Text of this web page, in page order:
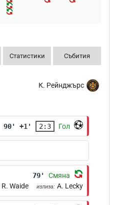
Статистики Събития
К. Рейнджърс
90' +1' 2:3 Гол
79' Смяна
R. Waide излиза: A. Lecky